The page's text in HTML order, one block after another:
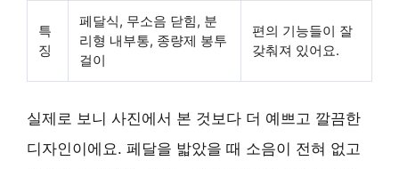
특
징
페달식, 무소음 닫힘, 분
리형 내부통, 종량제 봉투
걸이
편의 기능들이 잘
갖춰져 있어요.
실제로 보니 사진에서 본 것보다 더 예쁘고 깔끔한
디자인이에요. 페달을 밟았을 때 소음이 전혀 없고